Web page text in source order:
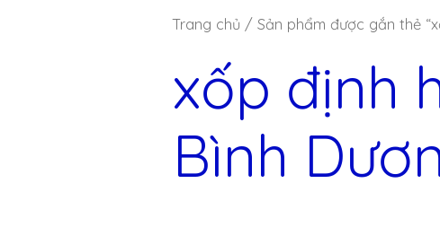
Trang chủ / Sản phẩm được gắn thẻ
xốp định
Bình